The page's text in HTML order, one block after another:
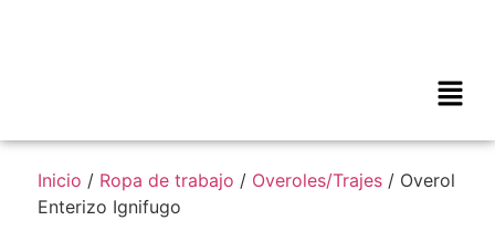
Inicio / Ropa de trabajo / Overoles/Trajes / Overol
Enterizo Ignifugo